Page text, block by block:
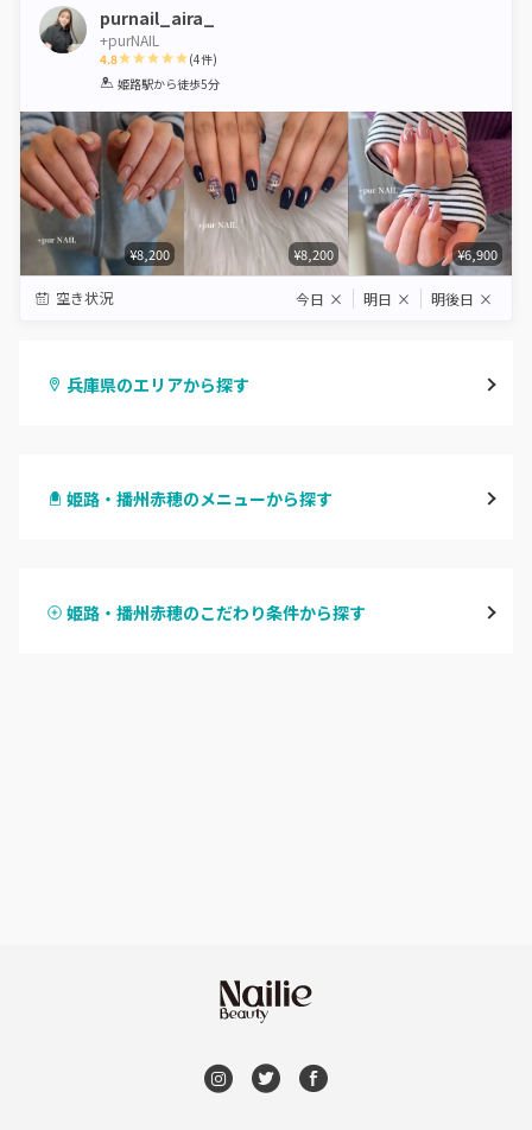
purnail_aira_
+purNAIL
4.8
1 2 3 4 5
(4件)
姫路駅から徒歩5分
¥8,200 ¥8,200 ¥6,900
空き状況 今日 × 明日 × 明後日 ×
兵庫県のエリアから探す
尼崎・塚口・武庫之荘
姫路・播州赤穂のメニューから探す
ハンドスカルプ
姫路・播州赤穂のこだわり条件から探す